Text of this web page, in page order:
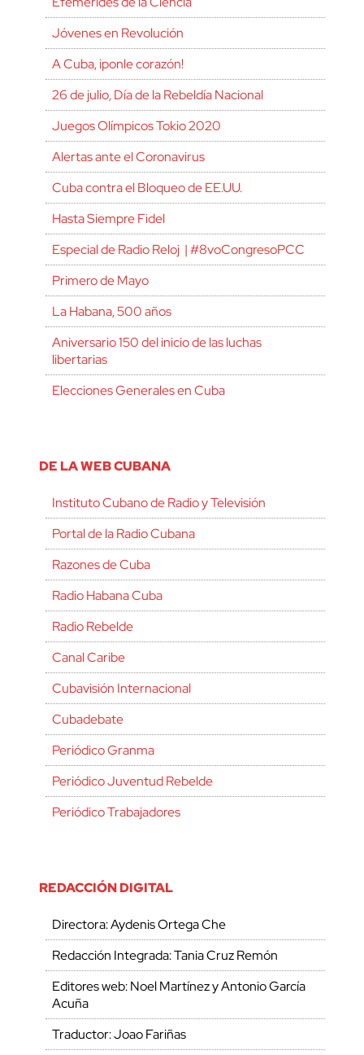
Jóvenes en Revolución
A Cuba, ¡ponle corazón!
26 de julio, Día de la Rebeldía Nacional
Juegos Olímpicos Tokio 2020
Alertas ante el Coronavirus
Cuba contra el Bloqueo de EE.UU.
Hasta Siempre Fidel
Especial de Radio Reloj | #8voCongresoPCC
Primero de Mayo
La Habana, 500 años
Aniversario 150 del inicio de las luchas
libertarias
Elecciones Generales en Cuba
DE LA WEB CUBANA
Instituto Cubano de Radio y Televisión
Portal de la Radio Cubana
Razones de Cuba
Radio Habana Cuba
Radio Rebelde
Canal Caribe
Cubavisión Internacional
Cubadebate
Periódico Granma
Periódico Juventud Rebelde
Periódico Trabajadores
REDACCIÓN DIGITAL
Directora: Aydenis Ortega Che
Redacción Integrada: Tania Cruz Remón
Editores web: Noel Martínez y Antonio García
Acuña
Traductor: Joao Fariñas